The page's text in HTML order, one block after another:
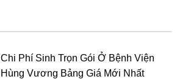
Chi Phí Sinh Trọn Gói Ở Bệnh Viện
Hùng Vương Bảng Giá Mới Nhất